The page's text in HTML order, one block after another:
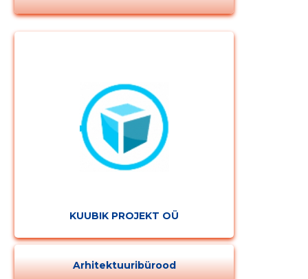
KUUBIK PROJEKT OÜ
Arhitektuuribürood